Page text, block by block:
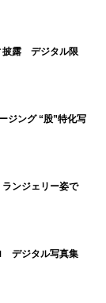
披露 デジタル限
ジング “股”特化写
ンジェリー姿で
デジタル写真集